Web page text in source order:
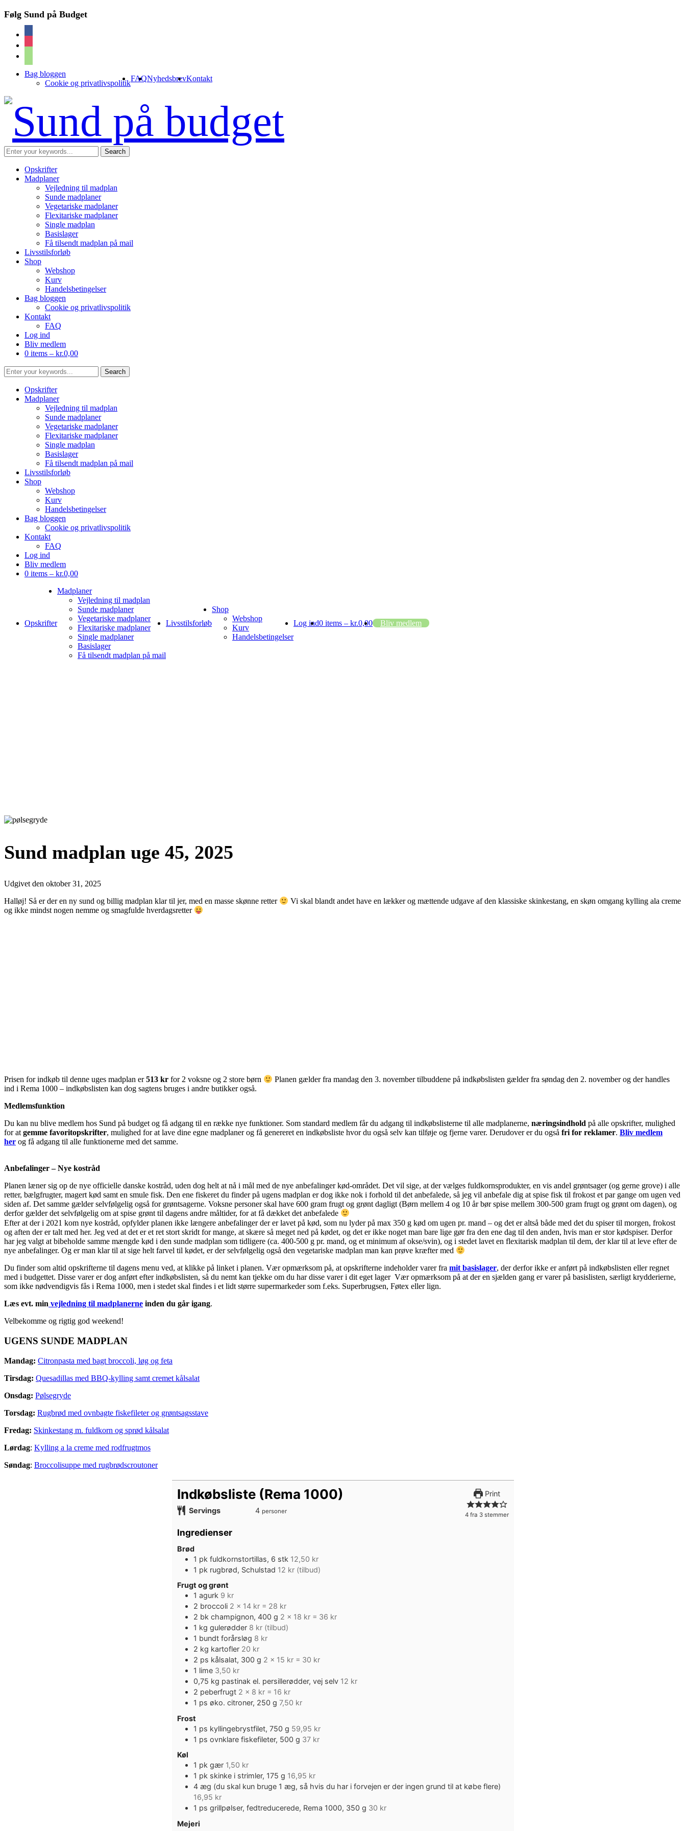
Følg Sund på Budget
Bag bloggen
Cookie og privatlivspolitik
FAQNyhedsbrevKontakt
Opskrifter
Madplaner
Vejledning til madplan
Sunde madplaner
Vegetariske madplaner
Flexitariske madplaner
Single madplan
Basislager
Få tilsendt madplan på mail
Livsstilsforløb
Shop
Webshop
Kurv
Handelsbetingelser
Bag bloggen
Cookie og privatlivspolitik
Kontakt
FAQ
Log ind
Bliv medlem
0 items – kr.0,00
Opskrifter
Madplaner
Vejledning til madplan
Sunde madplaner
Vegetariske madplaner
Flexitariske madplaner
Single madplan
Basislager
Få tilsendt madplan på mail
Livsstilsforløb
Shop
Webshop
Kurv
Handelsbetingelser
Bag bloggen
Cookie og privatlivspolitik
Kontakt
FAQ
Log ind
Bliv medlem
0 items – kr.0,00
Opskrifter
Madplaner
Vejledning til madplan
Sunde madplaner
Vegetariske madplaner
Flexitariske madplaner
Single madplaner
Basislager
Få tilsendt madplan på mail
Livsstilsforløb
Shop
Webshop
Kurv
Handelsbetingelser
Log ind Bliv medlem
0 items – kr.0,00
Sund madplan uge 45, 2025
Udgivet den oktober 31, 2025
Halløj! Så er der en ny sund og billig madplan klar til jer, med en masse skønne retter
Vi skal blandt andet have en lækker og mættende udgave af den klassiske skinkestang, en skøn omgang kylling ala creme
og ikke mindst nogen nemme og smagfulde hverdagsretter
Prisen for indkøb til denne uges madplan er513 kr for 2 voksne og 2 store børn
Planen gælder fra mandag den 3. november tilbuddene på indkøbslisten gælder fra søndag den 2. november og der handles
ind i Rema 1000 – indkøbslisten kan dog sagtens bruges i andre butikker også.
Medlemsfunktion
Du kan nu blive medlem hos Sund på budget og få adgang til en række nye funktioner. Som standard medlem får du adgang til indkøbslisterne til alle madplanerne, næringsindhold på alle opskrifter, mulighed
for at gemme favoritopskrifter, mulighed for at lave dine egne madplaner og få genereret en indkøbsliste hvor du også selv kan tilføje og fjerne varer. Derudover er du også fri for reklamer. Bliv medlem
her og få adgang til alle funktionerne med det samme.
Anbefalinger – Nye kostråd
Planen læner sig op de nye officielle danske kostråd, uden dog helt at nå i mål med de nye anbefalinger kød-området. Det vil sige, at der vælges fuldkornsprodukter, en vis andel grøntsager (og gerne grove) i alle
retter, bælgfrugter, magert kød samt en smule fisk. Den ene fiskeret du finder på ugens madplan er dog ikke nok i forhold til det anbefalede, så jeg vil anbefale dig at spise fisk til frokost et par gange om ugen ved
siden af. Det samme gælder selvfølgelig også for grøntsagerne. Voksne personer skal have 600 gram frugt og grønt dagligt (Børn mellem 4 og 10 år bør spise mellem 300-500 gram frugt og grønt om dagen), og
derfor gælder det selvfølgelig om at spise grønt til dagens andre måltider, for at få dækket det anbefalede
Efter at der i 2021 kom nye kostråd, opfylder planen ikke længere anbefalinger der er lavet på kød, som nu lyder på max 350 g kød om ugen pr. mand – og det er altså både med det du spiser til morgen, frokost
og aften der er talt med her. Jeg ved at det er et ret stort skridt for mange, at skære så meget ned på kødet, og det er ikke noget man bare lige gør fra den ene dag til den anden, hvis man er stor kødspiser. Derfor
har jeg valgt at bibeholde samme mængde kød i den sunde madplan som tidligere (ca. 400-500 g pr. mand, og et minimum af okse/svin), og i stedet lavet en flexitarisk madplan til dem, der klar til at leve efter de
nye anbefalinger. Og er man klar til at sige helt farvel til kødet, er der selvfølgelig også den vegetariske madplan man kan prøve kræfter med
Du finder som altid opskrifterne til dagens menu ved, at klikke på linket i planen. Vær opmærksom på, at opskrifterne indeholder varer fra mit basislager, der derfor ikke er anført på indkøbslisten eller regnet
med i budgettet. Disse varer er dog anført efter indkøbslisten, så du nemt kan tjekke om du har disse varer i dit eget lager Vær opmærksom på at der en sjælden gang er varer på basislisten, særligt krydderierne,
som ikke nødvendigvis fås i Rema 1000, men i stedet skal findes i et lidt større supermarkeder som f.eks. Superbrugsen, Føtex eller lign.
Læs evt. min vejledning til madplanerne inden du går igang.
Velbekomme og rigtig god weekend!
UGENS SUNDE MADPLAN
Mandag: Citronpasta med bagt broccoli, løg og feta
Tirsdag: Quesadillas med BBQ-kylling samt cremet kålsalat
Onsdag: Pølsegryde
Torsdag: Rugbrød med ovnbagte fiskefileter og grøntsagsstave
Fredag: Skinkestang m. fuldkorn og sprød kålsalat
Lørdag: Kylling a la creme med rodfrugtmos
Søndag: Broccolisuppe med rugbrødscroutoner
Print
4 fra 3 stemmer
Indkøbsliste (Rema 1000)
Servings 4 personer
Ingredienser
Brød
1 pk fuldkornstortillas, 6 stk 12,50 kr
1 pk rugbrød, Schulstad 12 kr (tilbud)
Frugt og grønt
1 agurk 9 kr
2 broccoli 2 x 14 kr = 28 kr
2 bk champignon, 400 g 2 x 18 kr = 36 kr
1 kg gulerødder 8 kr (tilbud)
1 bundt forårsløg 8 kr
2 kg kartofler 20 kr
2 ps kålsalat, 300 g 2 x 15 kr = 30 kr
1 lime 3,50 kr
0,75 kg pastinak el. persillerødder, vej selv 12 kr
2 peberfrugt 2 x 8 kr = 16 kr
1 ps øko. citroner, 250 g 7,50 kr
Frost
1 ps kyllingebrystfilet, 750 g 59,95 kr
1 ps ovnklare fiskefileter, 500 g 37 kr
Køl
1 pk gær 1,50 kr
1 pk skinke i strimler, 175 g 16,95 kr
4 æg (du skal kun bruge 1 æg, så hvis du har i forvejen er der ingen grund til at købe flere)
16,95 kr
1 ps grillpølser, fedtreducerede, Rema 1000, 350 g 30 kr
Mejeri